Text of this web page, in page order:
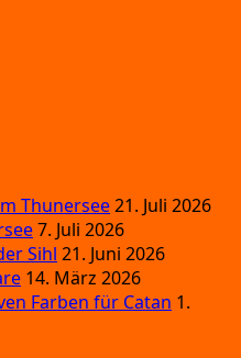
Thunersee21. Juli 2026
7. Juli 2026
Sihl 21. Juni 2026
14. März 2026
Farben für Catan 1.